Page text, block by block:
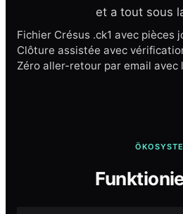
et a tout sous
Fichier Crésus .ck1 avec pièces
Clôture assistée avec
Zéro aller-retour par email avec